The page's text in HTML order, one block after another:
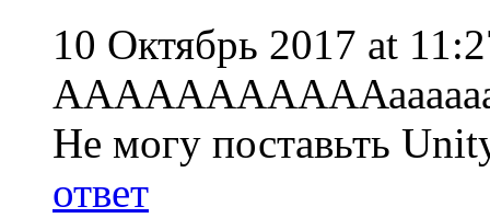
10 Октябрь 2017 at
Не могу поставьть
ответ